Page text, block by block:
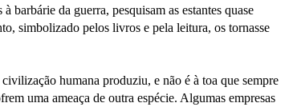
barbárie da guerra, pesquisam as estantes quase
simbolizado pelos livros e pela leitura, os tornasse
humana produziu, e não é à toa que sempre
uma ameaça de outra espécie. Algumas empresas